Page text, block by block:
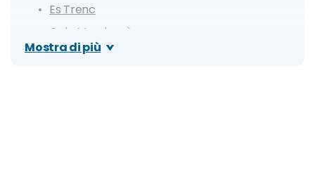
Es Trenc
Cala Mondragò
Cala S'Amarador
Mostra di più